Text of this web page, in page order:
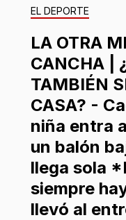
EL DEPORTE
LA OTRA
CANCHA |
TAMBIÉN
CASA? -
niña entra
un balón
llega sola
siempre
llevó al